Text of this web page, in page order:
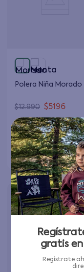
Polera Niña Morado
$12.990 $5196
Elige tu talla
Agregar al carrito
gratis
Regístrate